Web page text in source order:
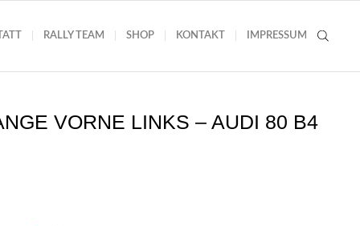
RALLY TEAM SHOP KONTAKT IMPRESSUM
VORNE LINKS – AUDI 80 B4